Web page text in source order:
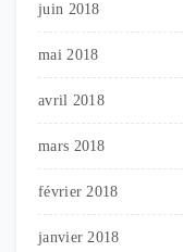
juin 2018
mai 2018
avril 2018
mars 2018
février 2018
janvier 2018